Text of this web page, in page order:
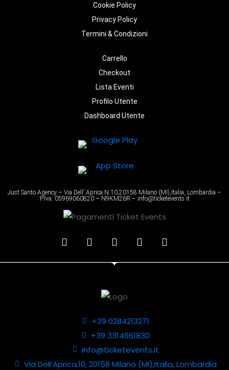
Cookie Policy
Privacy Policy
Termini & Condizioni
Carrello
Checkout
Lista Eventi
Profilo Utente
Dashboard Utente
Just Santo Agency – Via Dell’ Aprica N.10,20158 Milano (MI),Italia, Lombardia –
P.Iva. 05969060820 – N9KM26R – info@ticketevents.it
+39 0284213271
+39 3314661830
info@ticketevents.it
Via Dell’Aprica,10, 20158 Milano (MI),Italia, Lombardia